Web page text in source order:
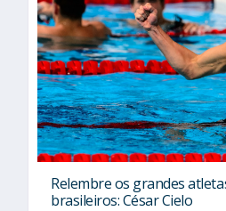
Relembre os grandes
brasileiros: César Cielo